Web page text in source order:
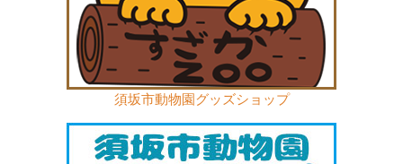
須坂市動物園グッズショップ